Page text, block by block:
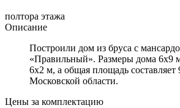
полтора этажа
Описание
Построили дом из бруса с
«Правильный». Размеры дома 6х9
6х2 м, а общая площадь
Московской области.
Цены за комплектацию